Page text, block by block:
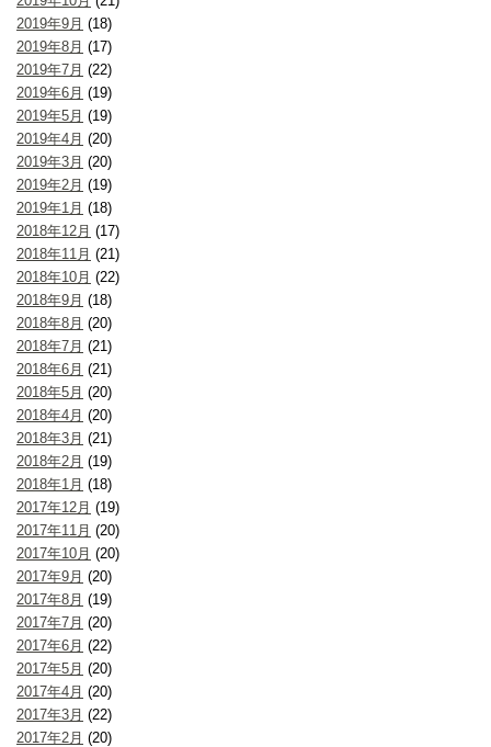
2019年9月 (18)
2019年8月 (17)
2019年7月 (22)
2019年6月 (19)
2019年5月 (19)
2019年4月 (20)
2019年3月 (20)
2019年2月 (19)
2019年1月 (18)
2018年12月 (17)
2018年11月 (21)
2018年10月 (22)
2018年9月 (18)
2018年8月 (20)
2018年7月 (21)
2018年6月 (21)
2018年5月 (20)
2018年4月 (20)
2018年3月 (21)
2018年2月 (19)
2018年1月 (18)
2017年12月 (19)
2017年11月 (20)
2017年10月 (20)
2017年9月 (20)
2017年8月 (19)
2017年7月 (20)
2017年6月 (22)
2017年5月 (20)
2017年4月 (20)
2017年3月 (22)
2017年2月 (20)